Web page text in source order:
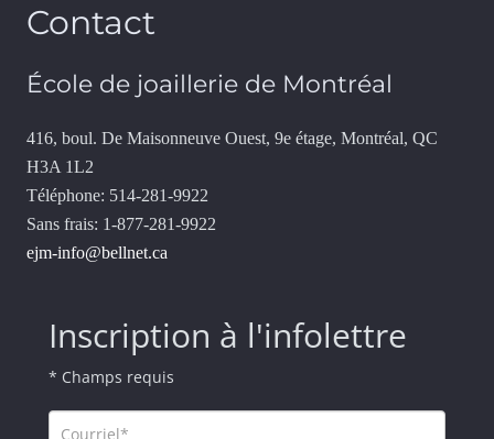
Contact
École de joaillerie de Montréal
416, boul. De Maisonneuve Ouest, 9e étage, Montréal, QC
H3A 1L2
Téléphone: 514-281-9922
Sans frais: 1-877-281-9922
ejm-info@bellnet.ca
Inscription à l'infolettre
* Champs requis